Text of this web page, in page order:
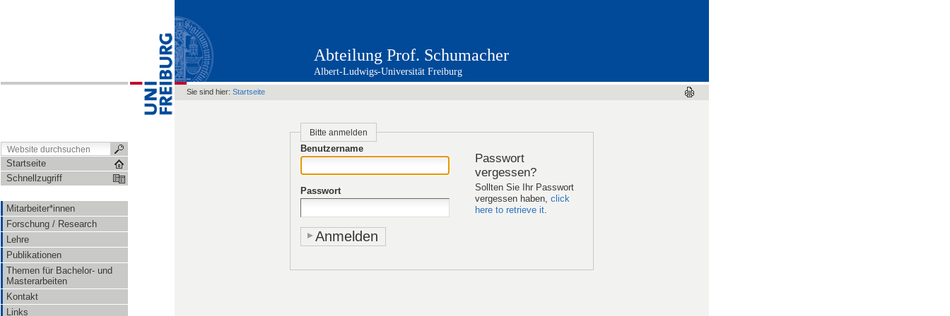
Startseite
Schnellzugriff
Mitarbeiter*innen
Forschung / Research
Lehre
Publikationen
Themen für Bachelor- und
Masterarbeiten
Kontakt
Links
Abteilung Prof. Schumacher
Albert-Ludwigs-Universität Freiburg
Sie sind hier: Startseite
Bitte anmelden
Passwort
vergessen?
Sollten Sie Ihr Passwort
vergessen haben, click
here to retrieve it.
Benutzername
Passwort